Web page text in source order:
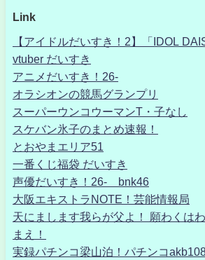
Link
【アイドルだいすき！2】「IDOL
vtuber だいすき
アニメだいすき！26-
オラシオンの競馬グランプリ
スーパーウンコウーマンT・子なし
スケバン氷子のまとめ速報！
とおやまエリア51
一番くじ福袋 だいすき
声優だいすき！26- bnk46
大阪エキストラNOTE！芸能情報局
天にまします我らが父よ！ 願わくは
まえ！
実録パチンコ梁山泊！パチンコ